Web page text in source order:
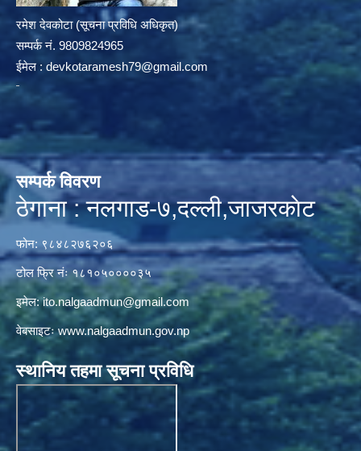
रमेश देवकोटा (सूचना प्रविधि अधिकृत)
सम्पर्क न‌ं. 9809824965
ईमेल : devkotaramesh79@gmail.com
सम्पर्क विवरण
ठेगाना : नलगाड-७,दल्ली,जाजरकाेट
फोन: ९८४८२७६२०६
टोल फ्रि नंः १८१०५००००३५
इमेल:ito.nalgaadmun@gmail.com
वेबसाइटःwww.nalgaadmun.gov.np
स्थानिय तहमा सूचना प्रविधि